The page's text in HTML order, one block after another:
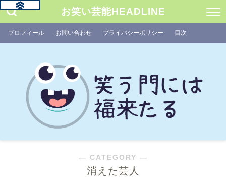
お笑い芸能HEADLINE
プロフィール お問い合わせ プライバシーポリシー 目次
― CATEGORY ―
消えた芸人